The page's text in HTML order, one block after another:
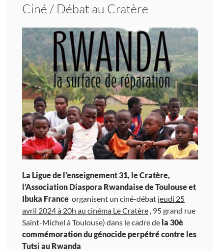
Ciné / Débat au Cratère
La Ligue de l’enseignement 31, le Cratère,
l’Association Diaspora Rwandaise de Toulouse et
Ibuka France organisent un ciné-débat jeudi 25
avril 2024 à 20h au cinéma Le Cratère , 95 grand rue
Saint-Michel à Toulouse) dans le cadre de la 30è
commémoration dugénocide perpétré contre les
Tutsi au Rwanda